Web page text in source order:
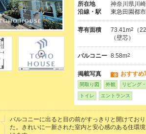
所在地
神奈川県川
沿線・駅
東急田園都
専有面積 73.41m2
（
（壁芯）
バルコニー 8.58m2
掲載写真 おすすめ
間取り図 外観 リビング
トイレ エントランス
バルコニーに出ると目の前がすっきりと開けてお
た。きれいに一新された室内と安心感のある住環